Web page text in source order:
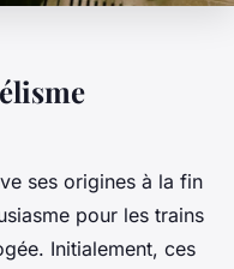
ses origines à la fin
pour les trains
Initialement, ces